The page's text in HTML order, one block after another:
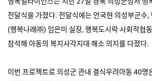
전달식을 가졌다. 전달식에는 안국현 의성부군수,
(행복나래㈜) 임은미 실장, 행복도시락 사회적협
참석해 아동의 복지사각지대 해소 의지를 다졌다.
이번 프로젝트로 의성군 관내 결식우려아동40명